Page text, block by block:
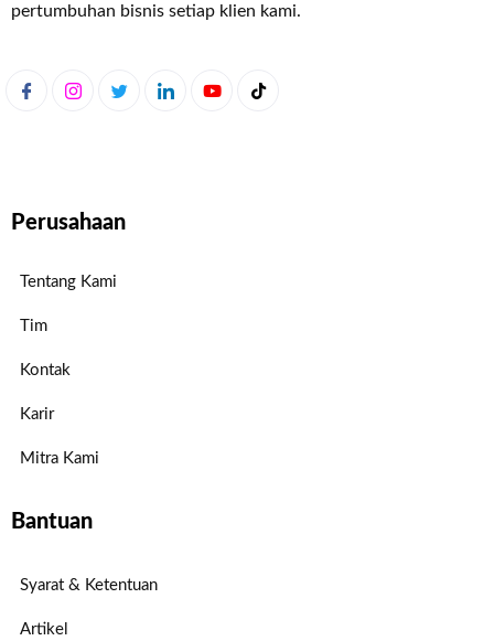
pertumbuhan bisnis setiap klien kami.
Perusahaan
Tentang Kami
Tim
Kontak
Karir
Mitra Kami
Bantuan
Syarat & Ketentuan
Artikel